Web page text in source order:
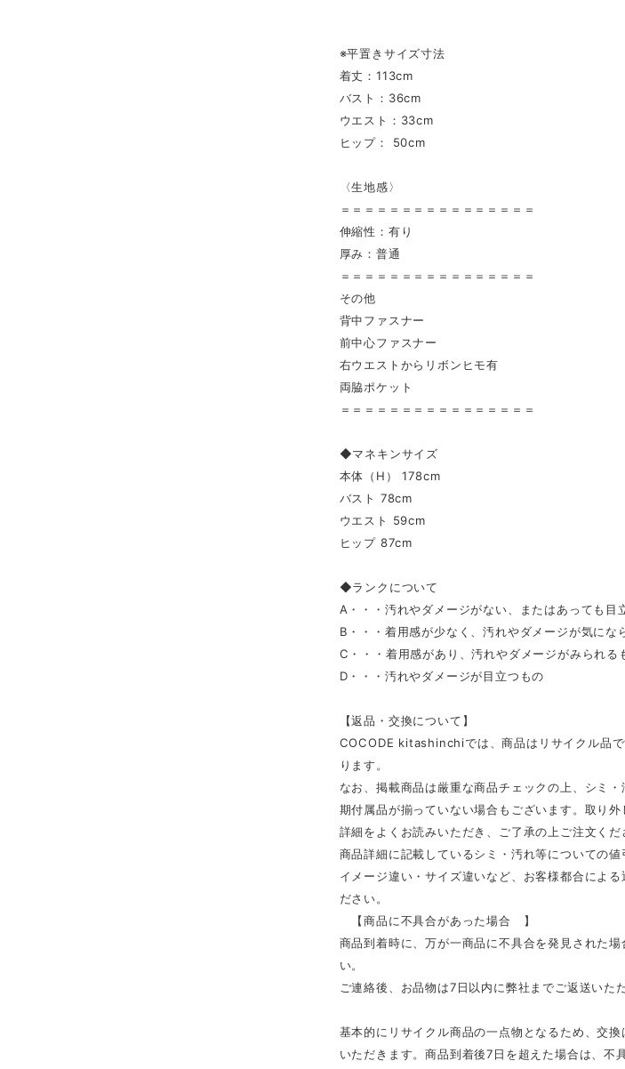
※平置きサイズ寸法
着丈：113cm
バスト：36cm
ウエスト：33cm
ヒップ： 50cm
〈生地感〉
＝＝＝＝＝＝＝＝＝＝＝＝＝＝＝＝
伸縮性：有り
厚み：普通
＝＝＝＝＝＝＝＝＝＝＝＝＝＝＝＝
その他
背中ファスナー
前中心ファスナー
右ウエストからリボンヒモ有
両脇ポケット
＝＝＝＝＝＝＝＝＝＝＝＝＝＝＝＝
◆マネキンサイズ
本体（H） 178cm
バスト 78cm
ウエスト 59cm
ヒップ 87cm
◆ランクについて
A・・・汚れやダメージがない、またはあっても目
B・・・着用感が少なく、汚れやダメージが気にな
C・・・着用感があり、汚れやダメージがみられる
D・・・汚れやダメージが目立つもの
【返品・交換について】
COCODE kitashinchiでは、商品はリサイクル品
ります。
なお、掲載商品は厳重な商品チェックの上、シミ
期付属品が揃っていない場合もございます。取り
詳細をよくお読みいただき、ご了承の上ご注文く
商品詳細に記載しているシミ・汚れ等についての
イメージ違い・サイズ違いなど、お客様都合によ
ださい。
【商品に不具合があった場合 】
商品到着時に、万が一商品に不具合を発見された
い。
ご連絡後、お品物は7日以内に弊社までご返送いた
基本的にリサイクル商品の一点物となるため、交
いただきます。商品到着後7日を超えた場合は、不